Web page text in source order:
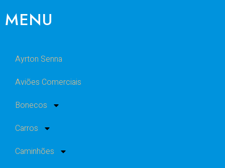
MENU
Ayrton Senna
Aviões Comerciais
Bonecos
Carros
Caminhões